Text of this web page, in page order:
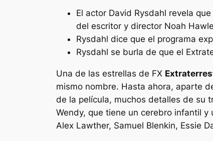
El actor David Rysdahl revela
del escritor y director Noah
Rysdahl dice que el programa
Rysdahl se burla de que el
Una de las estrellas de FX
mismo nombre. Hasta ahora, aparte
de la película, muchos detalles de su
Wendy, que tiene un cerebro infantil
Alex Lawther, Samuel Blenkin, Essie